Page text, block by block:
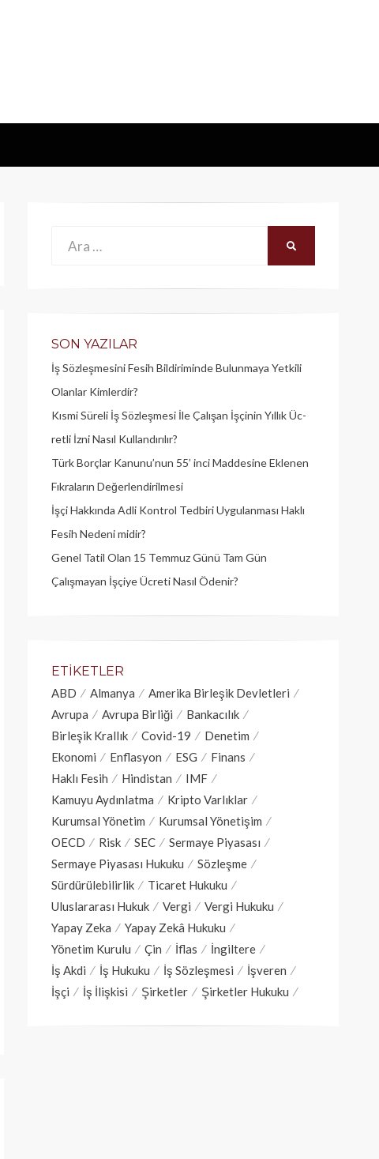
Ara:
SON YAZILAR
İş Sözleşmesini Fesih Bildiriminde Bulunmaya Yetkili
Olanlar Kimlerdir?
Kısmi Süreli İş Sözleşmesi İle Çalışan İşçinin Yıllık Üc­
retli İzni Nasıl Kullandırılır?
Türk Borçlar Kanunu’nun 55’ inci Maddesine Eklenen
Fıkraların Değerlendirilmesi
İşçi Hakkında Adli Kontrol Tedbiri Uygulanması Haklı
Fesih Nedeni midir?
Genel Tatil Olan 15 Temmuz Günü Tam Gün
Çalışmayan İşçiye Ücreti Nasıl Ödenir?
ETIKETLER
ABD Almanya
Amerika Birleşik Devletleri
Avrupa
Avrupa Birliği
Bankacılık
Birleşik Krallık
Covid-19
Denetim
Ekonomi
Enflasyon ESG
Finans
Haklı Fesih
Hindistan
IMF
Kamuyu Aydınlatma
Kripto Varlıklar
Kurumsal Yönetim
Kurumsal Yönetişim
OECD
Risk SEC
Sermaye Piyasası
Sermaye Piyasası Hukuku
Sözleşme
Sürdürülebilirlik
Ticaret Hukuku
Uluslararası Hukuk
Vergi
Vergi Hukuku
Yapay Zeka
Yapay Zekâ Hukuku
Yönetim Kurulu
Çin İflas
İngiltere
İş Akdi
İş Hukuku İş Sözleşmesi
İşveren
İşçi
İş İlişkisi Şirketler Şirketler Hukuku